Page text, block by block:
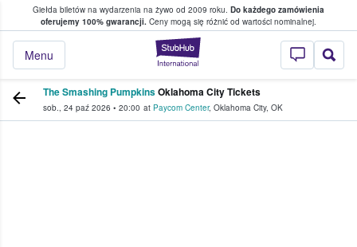
Giełda biletów na wydarzenia na żywo od 2009 roku. Do każdego zamówienia
oferujemy 100% gwarancji. Ceny mogą się różnić od wartości nominalnej.
StubHub —
Menu
w którym fani i kibice kupują i
The Smashing PumpkinsOklahoma City Tickets
sob., 24 paź 2026 • 20:00 at Paycom Center, Oklahoma City, OK